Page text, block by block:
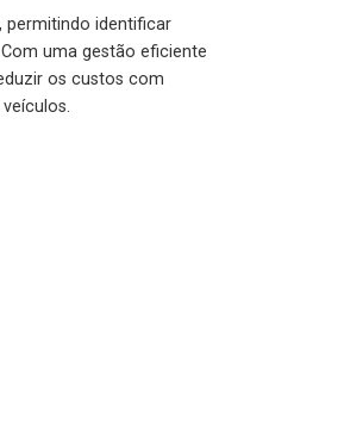
identificar
uma gestão eficiente
os custos com